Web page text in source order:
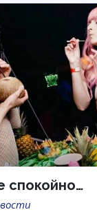
спокойно…